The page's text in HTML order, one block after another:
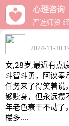
给力心理
十年口碑
2024-11-30
女,28岁,最近有点
斗智斗勇，阿谀奉
任务来了得笑着说
够赎身，但永远攒
年老色衰干不动了
楼多....